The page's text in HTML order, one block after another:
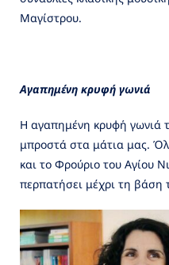
Μαγίστρου.
Αγαπημένη κρυφή γωνιά
Η αγαπημένη κρυφή γωνιά
μπροστά στα μάτια μας.
και το Φρούριο του Αγίου
περπατήσει μέχρι τη βάση